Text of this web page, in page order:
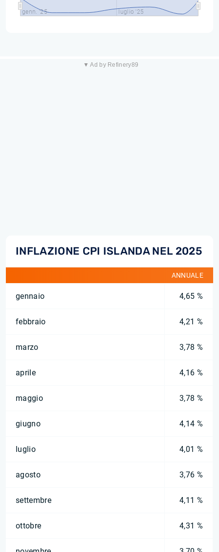
genn. '25 luglio '25
▼ Ad by Refinery89
INFLAZIONE CPI ISLANDA NEL 2025
ANNUALE
gennaio 4,65 %
febbraio 4,21 %
marzo 3,78 %
aprile 4,16 %
maggio 3,78 %
giugno 4,14 %
luglio 4,01 %
agosto 3,76 %
settembre 4,11 %
ottobre 4,31 %